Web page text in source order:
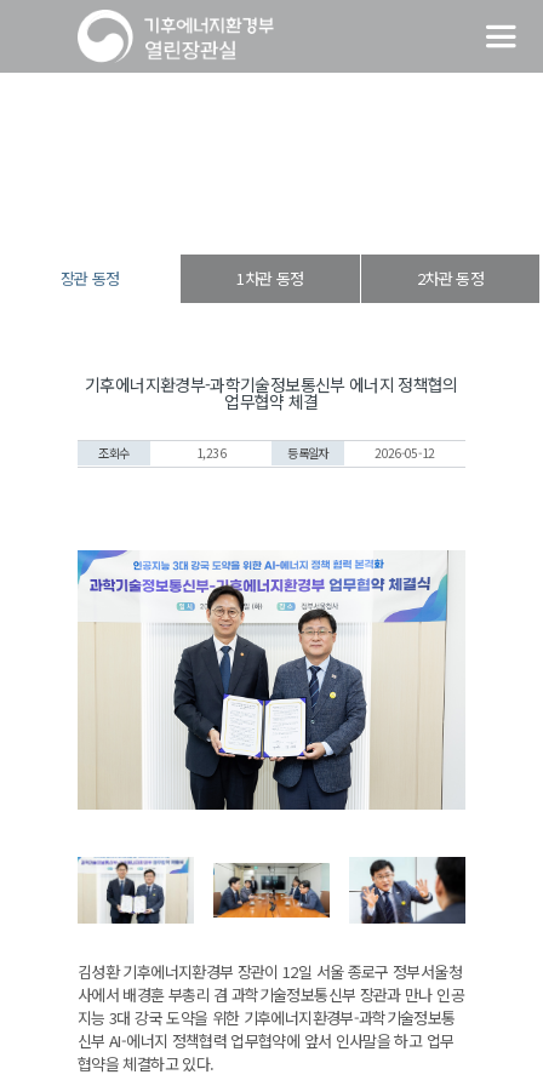
장관 동정 1차관 동정 2차관 동정
기후에너지환경부-과학기술정보통신부 에너지 정책협의
업무협약 체결
조회수 1,236 등록일자 2026-05-12
김성환 기후에너지환경부 장관이 12일 서울 종로구 정부서울청
사에서 배경훈 부총리 겸 과학기술정보통신부 장관과 만나 인공
지능 3대 강국 도약을 위한 기후에너지환경부-과학기술정보통
신부 AI-에너지 정책협력 업무협약에 앞서 인사말을 하고 업무
협약을 체결하고 있다.